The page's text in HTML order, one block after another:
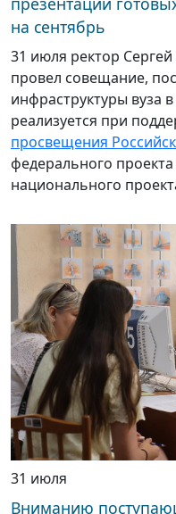
на сентябрь
31 июля ректор
провел совещание,
инфраструктуры вуза
реализуется при
просвещения
федерального
национального
31 июля
Вниманию